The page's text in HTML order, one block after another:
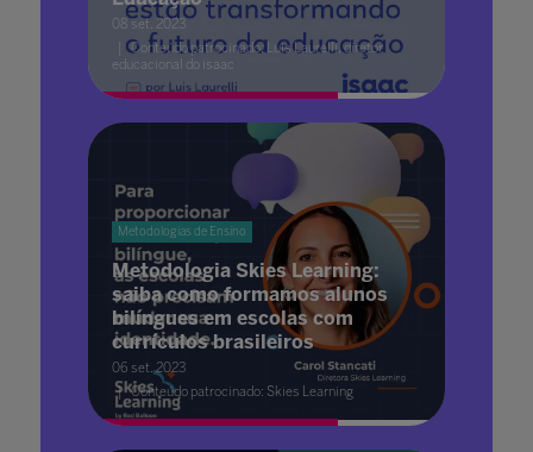
08 set. 2023
Conteúdo patrocinado: Luis Laurelli, diretor
educacional do isaac
Metodologias de Ensino
Metodologia Skies Learning:
saiba como formamos alunos
bilíngues em escolas com
currículos brasileiros
06 set. 2023
Conteúdo patrocinado: Skies Learning